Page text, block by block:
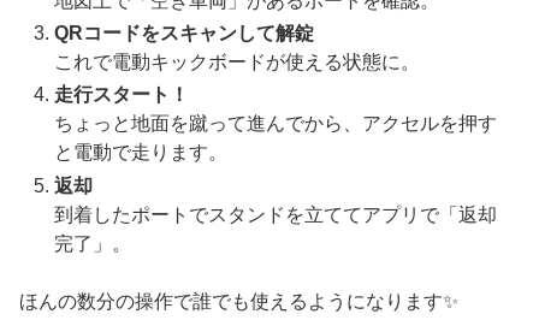
QRコードをスキャンして解錠
これで電動キックボードが使える状態に。
走行スタート！
ちょっと地面を蹴って進んでから、アクセルを押す
と電動で走ります。
返却
到着したポートでスタンドを立ててアプリで「返却
完了」。
ほんの数分の操作で誰でも使えるようになります✨